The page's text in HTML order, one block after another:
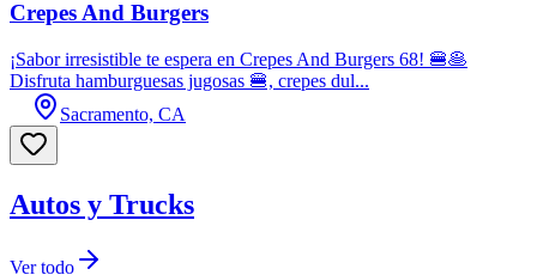
Crepes And Burgers
¡Sabor irresistible te espera en Crepes And Burgers 68! 🍔🥞
Disfruta hamburguesas jugosas 🍔, crepes dul...
Sacramento, CA
Autos y Trucks
Ver todo